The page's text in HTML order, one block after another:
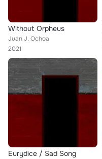
Without Orpheus
Juan J. Ochoa
2021
Eurydice / Sad Song